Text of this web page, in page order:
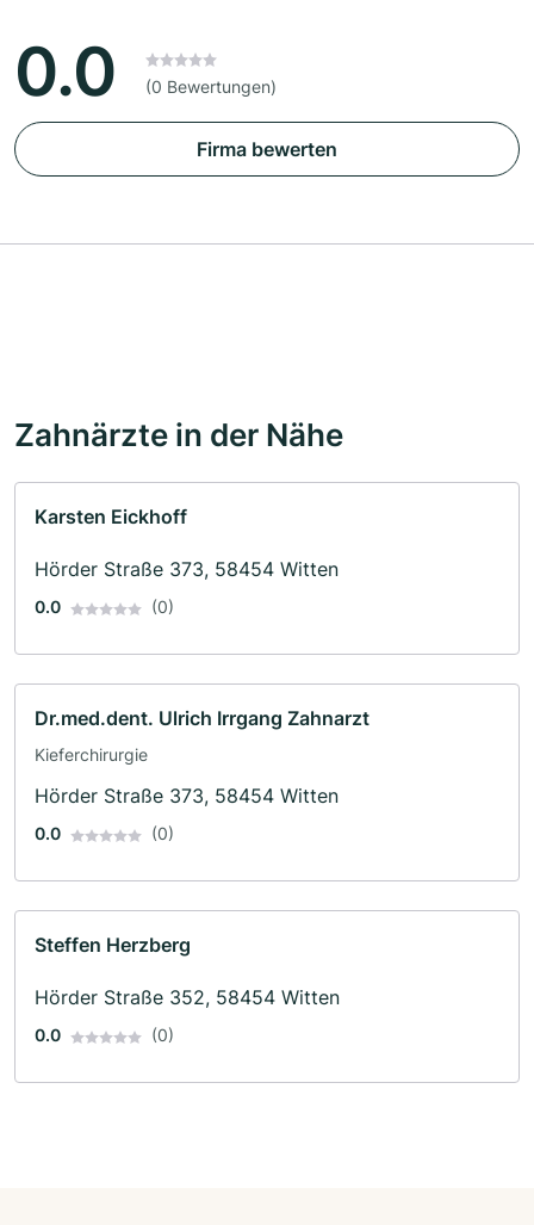
0.0 (0 Bewertungen)
Firma bewerten
Zahnärzte in der Nähe
Karsten Eickhoff
Hörder Straße 373, 58454 Witten
0.0 (0)
Dr.med.dent. Ulrich Irrgang Zahnarzt
Kieferchirurgie
Hörder Straße 373, 58454 Witten
0.0 (0)
Steffen Herzberg
Hörder Straße 352, 58454 Witten
0.0 (0)